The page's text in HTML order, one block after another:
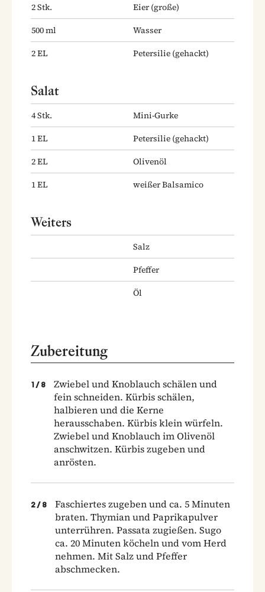
2Stk. Eier (große)
500ml
Wasser
2EL Petersilie (gehackt)
Salat
4Stk.
Mini-Gurke
1EL Petersilie (gehackt)
2EL
Olivenöl
1EL weißer Balsamico
Weiters
Salz
Pfeffer
Öl
Zubereitung
1 / 8
Zwiebel und Knoblauch schälen und
fein schneiden. Kürbis schälen,
halbieren und die Kerne
herausschaben. Kürbis klein würfeln.
Zwiebel und Knoblauch im Olivenöl
anschwitzen. Kürbis zugeben und
anrösten.
2 / 8
Faschiertes zugeben und ca. 5 Minuten
braten. Thymian und Paprikapulver
unterrühren. Passata zugießen. Sugo
ca. 20 Minuten köcheln und vom Herd
nehmen. Mit Salz und Pfeffer
abschmecken.